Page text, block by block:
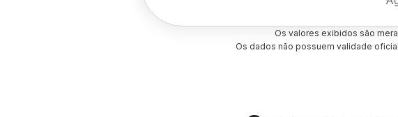
Os valores exibidos são
Os dados não possuem validade